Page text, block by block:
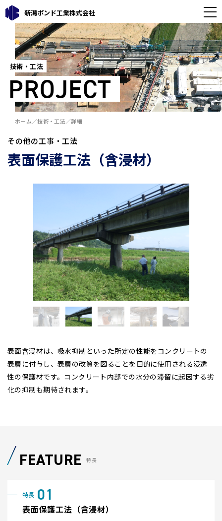
新潟ボンド工業株式会社
技術・工法
PROJECT
ホーム 技術・工法 詳細
その他の工事・工法
表面保護工法（含浸材）
表面含浸材は、吸水抑制といった所定の性能をコンクリートの
表層に付与し、表層の改質を図ることを目的に使用される浸透
性の保護材です。コンクリート内部での水分の滞留に起因する劣
化の抑制も期待されます。
FEATURE 特長
表面保護工法（含浸材）